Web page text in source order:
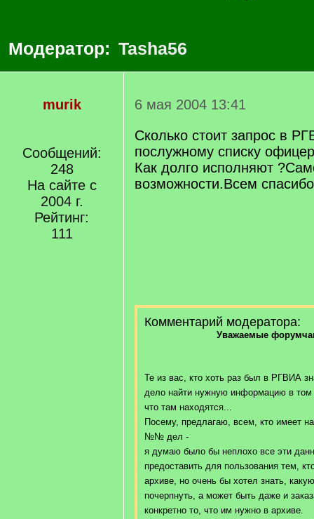
Модератор: Tasha56
murik
Сообщений:
248
На сайте с
2004 г.
Рейтинг:
111
6 мая 2004 13:41
Сколько стоит запрос в
послужному списку
Как долго исполняют
возможности.Всем
Комментарий модератора:
Уважаемые
Те из вас, кто хоть раз был в РГВИА
дело найти нужную информацию в том
что там находятся...
Посему, предлагаю, всем, кто имеет
№№ дел -
я думаю было бы неплохо все эти
предоставить для пользования тем,
архиве, но очень бы хотел знать,
почерпнуть, а может быть даже и
конкретно то, что им нужно в архиве.